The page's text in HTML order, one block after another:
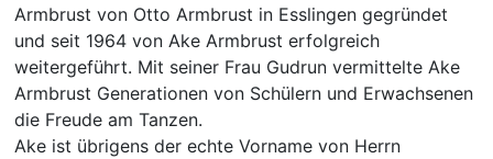
Armbrust von Otto Armbrust in Esslingen gegründet
und seit 1964 von Ake Armbrust erfolgreich
weitergeführt. Mit seiner Frau Gudrun vermittelte Ake
Armbrust Generationen von Schülern und Erwachsenen
die Freude am Tanzen.
Ake ist übrigens der echte Vorname von Herrn